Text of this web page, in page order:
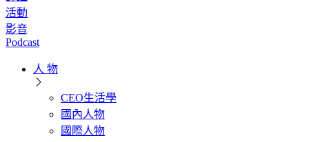
活動
影音
Podcast
人 物
CEO生活學
國內人物
國際人物